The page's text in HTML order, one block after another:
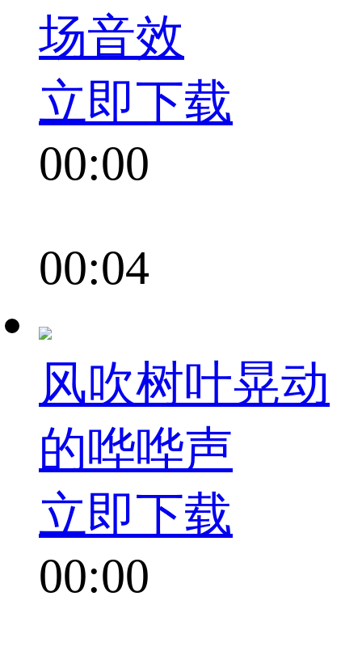
场音效
立即下载
00:00
00:04
风吹树叶晃动
的哗哗声
立即下载
00:00